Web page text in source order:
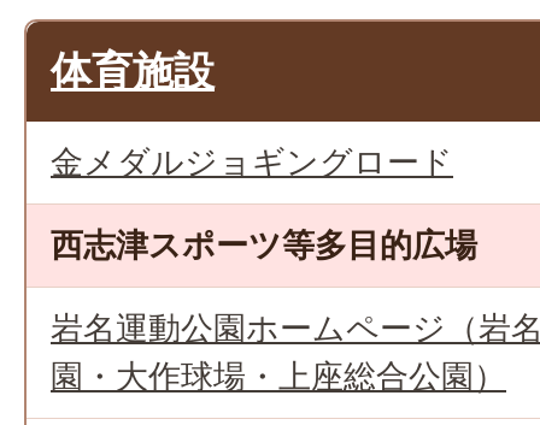
体育施設
金メダルジョギングロード
西志津スポーツ等多目的広場
岩名運動公園ホームページ（岩
園・大作球場・上座総合公園）